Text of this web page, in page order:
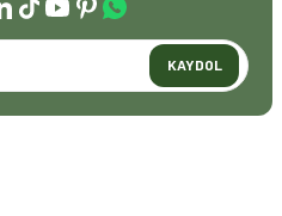
KAYDOL